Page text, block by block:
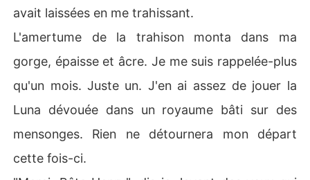
avait laissées en me trahissant.
L'amertume de la trahison monta dans ma
gorge, épaisse et âcre. Je me suis rappelée-plus
qu'un mois. Juste un. J'en ai assez de jouer la
Luna dévouée dans un royaume bâti sur des
mensonges. Rien ne détournera mon départ
cette fois-ci.